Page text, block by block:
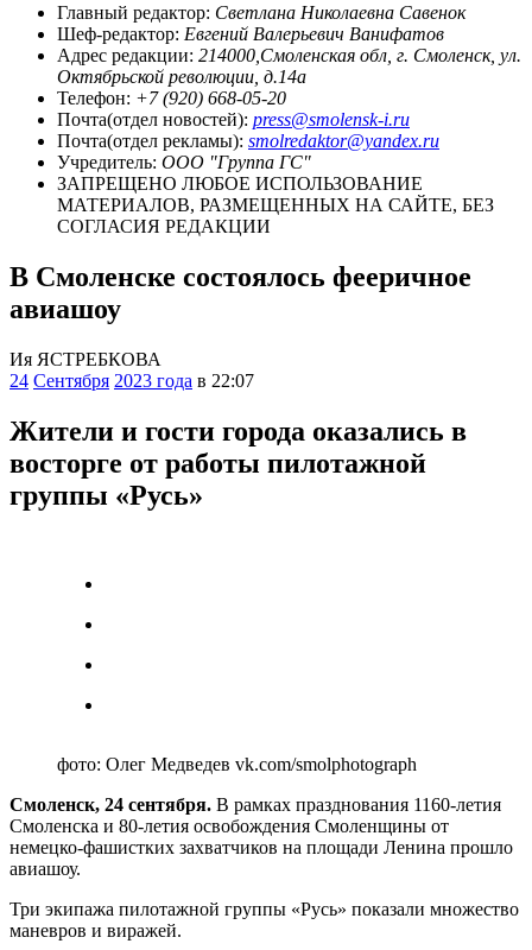
Главный редактор: Светлана Николаевна Савенок
Шеф-редактор: Евгений Валерьевич Ванифатов
Адрес редакции: 214000,Смоленская обл, г. Смоленск, ул.
Октябрьской революции, д.14а
Телефон: +7 (920) 668-05-20
Почта(отдел новостей): press@smolensk-i.ru
Почта(отдел рекламы): smolredaktor@yandex.ru
Учредитель: ООО "Группа ГС"
ЗАПРЕЩЕНО ЛЮБОЕ ИСПОЛЬЗОВАНИЕ
МАТЕРИАЛОВ, РАЗМЕЩЕННЫХ НА САЙТЕ, БЕЗ
СОГЛАСИЯ РЕДАКЦИИ
В Смоленске состоялось фееричное
авиашоу
Ия ЯСТРЕБКОВА
24 Сентября 2023 года в 22:07
Жители и гости города оказались в
восторге от работы пилотажной
группы «Русь»
фото: Олег Медведев vk.com/smolphotograph
Смоленск, 24 сентября. В рамках празднования 1160-летия
Смоленска и 80-летия освобождения Смоленщины от
немецко-фашистких захватчиков на площади Ленина прошло
авиашоу.
Три экипажа пилотажной группы «Русь» показали множество
маневров и виражей.